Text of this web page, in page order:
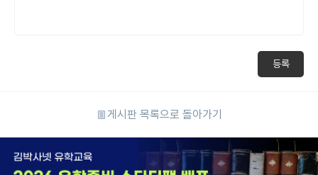
등록
게시판 목록으로 돌아가기